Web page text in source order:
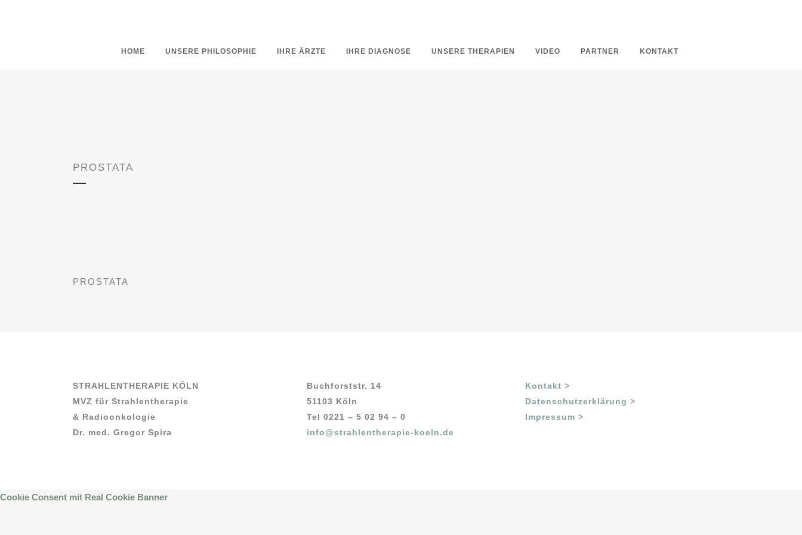
HOME UNSERE PHILOSOPHIE IHRE ÄRZTE IHRE DIAGNOSE UNSERE THERAPIEN VIDEO PARTNER KONTAKT
PROSTATA
PROSTATA
STRAHLENTHERAPIE KÖLN
MVZ für Strahlentherapie
& Radioonkologie
Dr. med. Gregor Spira
Buchforststr. 14
51103 Köln
Tel 0221 – 5 02 94 – 0
info@strahlentherapie-koeln.de
Kontakt >
Datenschutzerklärung >
Impressum >
Cookie Consent mit Real Cookie Banner